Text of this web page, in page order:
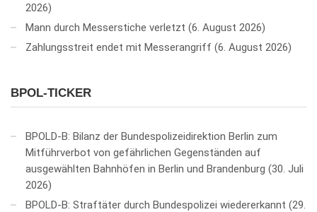
2026
Mann durch Messerstiche verletzt 6. August 2026
Zahlungsstreit endet mit Messerangriff 6. August 2026
BPOL-TICKER
BPOLD-B: Bilanz der Bundespolizeidirektion Berlin zum
Mitführverbot von gefährlichen Gegenständen auf
ausgewählten Bahnhöfen in Berlin und Brandenburg 30. Juli
2026
BPOLD-B: Straftäter durch Bundespolizei wiedererkannt 29.